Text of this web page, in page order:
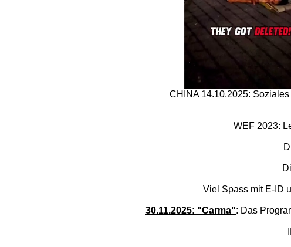
CHINA 14.10.2025:
WEF 2023:
Viel Spass mit E-ID
30.11.2025: "Carma": Das